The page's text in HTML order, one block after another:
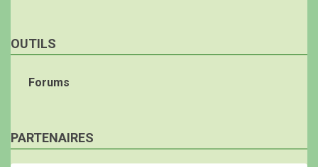
OUTILS
Forums
PARTENAIRES